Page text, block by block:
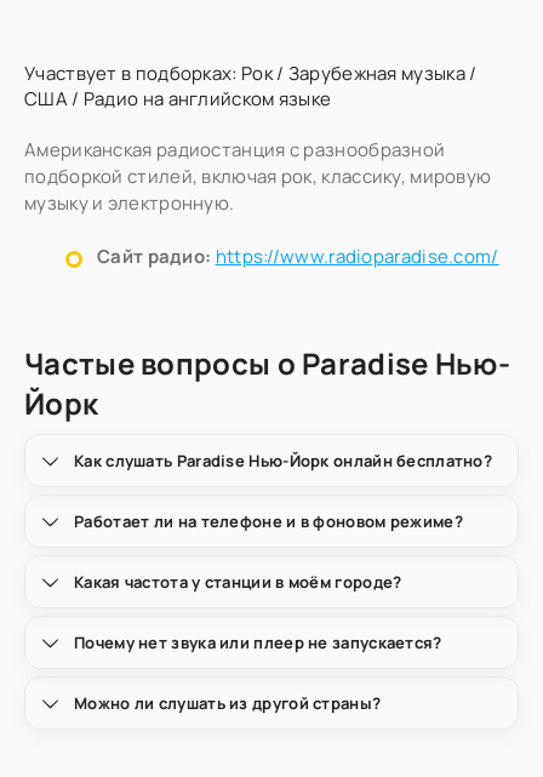
Участвует в подборках: Рок/ Зарубежная музыка/
США / Радио на английском языке
Американская радиостанция с разнообразной
подборкой стилей, включая рок, классику, мировую
музыку и электронную.
Сайт радио: https://www.radioparadise.com/
Частые вопросы о Paradise Нью-
Йорк
Как слушать Paradise Нью-Йорк онлайн бесплатно?
Работает ли на телефоне и в фоновом режиме?
Какая частота у станции в моём городе?
Почему нет звука или плеер не запускается?
Можно ли слушать из другой страны?